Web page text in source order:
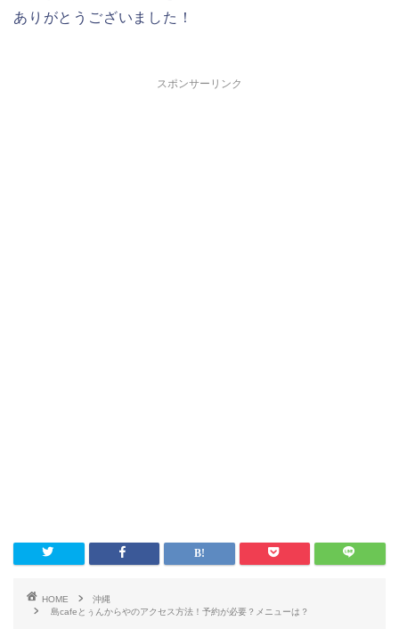
ありがとうございました！
スポンサーリンク
HOME
沖縄
島cafeとぅんからやのアクセス方法！予約が必要？メニューは？